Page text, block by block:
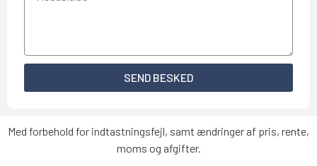
SEND BESKED
Med forbehold for indtastningsfejl, samt ændringer af pris, rente,
moms og afgifter.